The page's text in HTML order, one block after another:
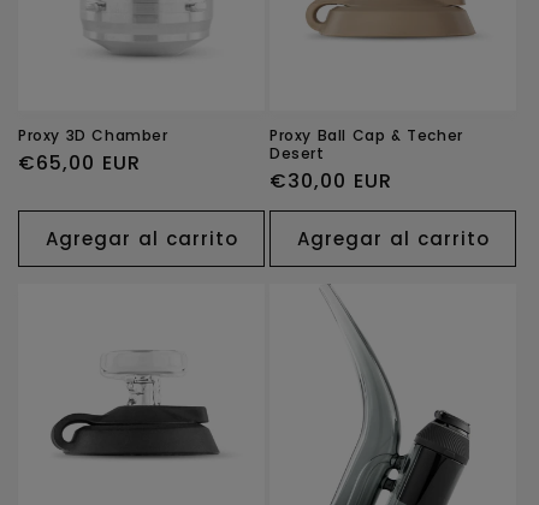
Proxy 3D Chamber
Precio
€65,00 EUR
Agregar al carrito
Proxy Ball Cap & Techer
Desert
Precio
habitual
€30,00 EUR
Agregar al carrito